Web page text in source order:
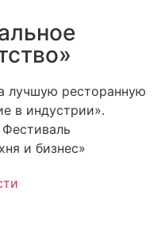
лучшую ресторанную
в индустрии».
и бизнес»